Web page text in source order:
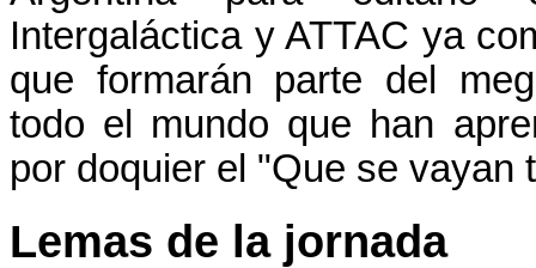
Intergaláctica y ATTAC ya
que formarán parte del
todo el mundo que han
por doquier el "Que se vayan
Lemas de la jornada